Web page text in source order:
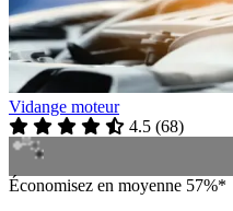
Vidange moteur
4.5 (68)
Économisez en moyenne 57%*